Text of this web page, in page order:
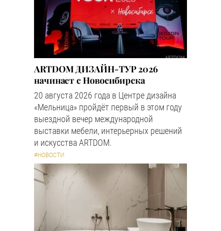
ARTDOM ДИЗАЙН-ТУР 2026
начинает с Новосибирска
20 августа 2026 года в Центре дизайна
«Мельница» пройдёт первый в этом году
выездной вечер международной
выставки мебели, интерьерных решений
и искусства ARTDOM.
#НОВОСТИ